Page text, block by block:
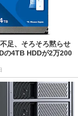
足、そろそろ黙らせ
の4TB HDDが2万200